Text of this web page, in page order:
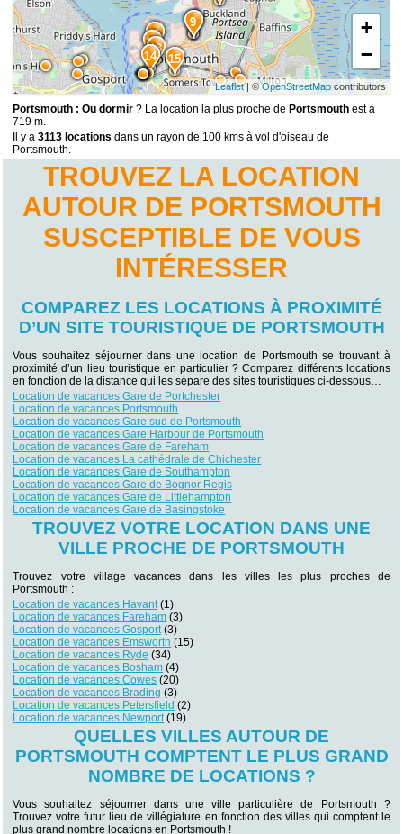
15
14
13
12
11
10
9
+
−
Leaflet| ©OpenStreetMapcontributors
Portsmouth : Ou dormir ? La location la plus proche de Portsmouth est à
719 m.
Il y a3113 locations dans un rayon de 100 kms à vol d'oiseau de
Portsmouth.
TROUVEZ LA LOCATION
AUTOUR DE PORTSMOUTH
SUSCEPTIBLE DE VOUS
INTÉRESSER
COMPAREZ LES LOCATIONS À PROXIMITÉ
D’UN SITE TOURISTIQUE DE PORTSMOUTH
Vous souhaitez séjourner dans une location de Portsmouth se trouvant à
proximité d’un lieu touristique en particulier ? Comparez différents locations
en fonction de la distance qui les sépare des sites touristiques ci-dessous…
Location de vacances Gare de Portchester
Location de vacances Portsmouth
Location de vacances Gare sud de Portsmouth
Location de vacances Gare Harbour de Portsmouth
Location de vacances Gare de Fareham
Location de vacances La cathédrale de Chichester
Location de vacances Gare de Southampton
Location de vacances Gare de Bognor Regis
Location de vacances Gare de Littlehampton
Location de vacances Gare de Basingstoke
TROUVEZ VOTRE LOCATION DANS UNE
VILLE PROCHE DE PORTSMOUTH
Trouvez votre village vacances dans les villes les plus proches de
Portsmouth :
Location de vacances Havant(1)
Location de vacances Fareham (3)
Location de vacances Gosport(3)
Location de vacances Emsworth (15)
Location de vacances Ryde (34)
Location de vacances Bosham (4)
Location de vacances Cowes (20)
Location de vacances Brading (3)
Location de vacances Petersfield (2)
Location de vacances Newport(19)
QUELLES VILLES AUTOUR DE
PORTSMOUTH COMPTENT LE PLUS GRAND
NOMBRE DE LOCATIONS ?
Vous souhaitez séjourner dans une ville particulière de Portsmouth ?
Trouvez votre futur lieu de villégiature en fonction des villes qui comptent le
plus grand nombre locations en Portsmouth !